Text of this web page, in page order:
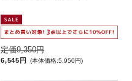
定価9,350円
6,545円 (本体価格:5,950円)